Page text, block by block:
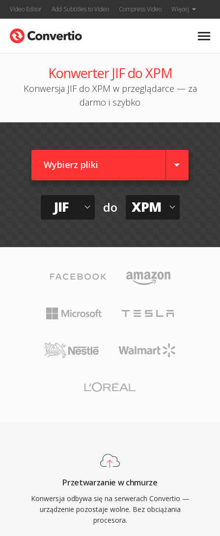
Video Editor Add Subtitles to Video Compress Video Więcej
Konwerter JIF do XPM
Konwersja JIF do XPM w przeglądarce — za
darmo i szybko
Wybierz pliki
JIF do XPM
Przetwarzanie w chmurze
Konwersja odbywa się na serwerach Convertio —
urządzenie pozostaje wolne. Bez obciążania
procesora.